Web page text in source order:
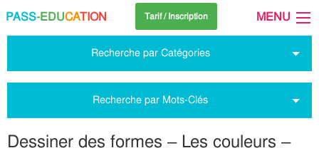
PASS-EDUCATION Tarif / Inscription MENU
Recherche par Catégories
Recherche par Mots-Clés
Dessiner des formes – Les couleurs –